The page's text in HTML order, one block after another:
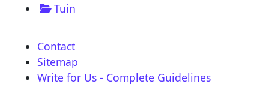
Tuin
Contact
Sitemap
Write for Us - Complete Guidelines